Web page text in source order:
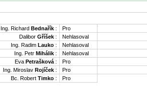
Ing. Richard Bednařík :
Pro
Dalibor Gříšek :
Nehlasoval
Ing. Radim Lauko :
Nehlasoval
Ing. Petr Mihálik :
Nehlasoval
Eva Petrašková :
Pro
Ing. Miroslav Rojíček :
Pro
Bc. Robert Timko : Pro